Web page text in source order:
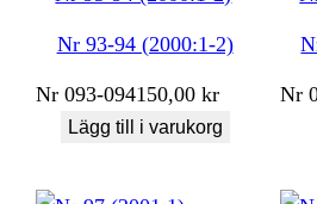
Nr 93-94 (2000:1-2)
Nr 093-094150,00kr
Lägg till i varukorg
Nr